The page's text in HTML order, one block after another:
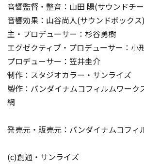
音響監督・整音：山田 陽(サウンドチ
音響効果：山谷尚人(サウンドボックス)
主・プロデューサー：杉谷勇樹
エグゼクティブ・プロデューサー：小
プロデューサー：笠井圭介
制作：スタジオカラー・サンライズ
製作：バンダイナムコフィルムワーク
網
発売元・販売元：バンダイナムコフィ
(c)創通・サンライズ